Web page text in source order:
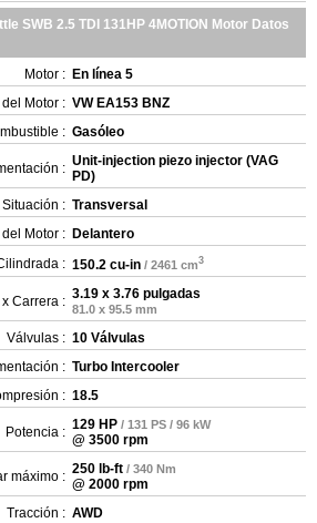
SWB 2.5 TDI 131HP 4MOTION Motor Datos
Motor : En línea 5
Motor : VW EA153 BNZ
: Gasóleo
: Unit-injection piezo injector (VAG
PD)
Situación : Transversal
Motor : Delantero
: 150.2 cu-in / 2461 cm3
Carrera : 3.19 x 3.76 pulgadas
81.0 x 95.5 mm
Válvulas : 10 Válvulas
: Turbo Intercooler
: 18.5
Potencia : 129 HP / 131 PS / 96 kW
@ 3500 rpm
máximo : 250 lb-ft / 340 Nm
@ 2000 rpm
Tracción : AWD